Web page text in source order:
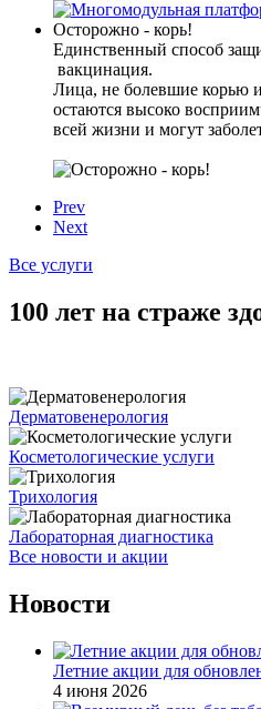
Осторожно - корь!
Единственный способ
вакцинация.
Лица, не болевшие корью
остаются высоко
всей жизни и могут
Prev
Next
Все услуги
100 лет на страже
Дерматовенерология
Косметологические услуги
Трихология
Лабораторная диагностика
Все новости и акции
Новости
Летние акции для
4 июня 2026